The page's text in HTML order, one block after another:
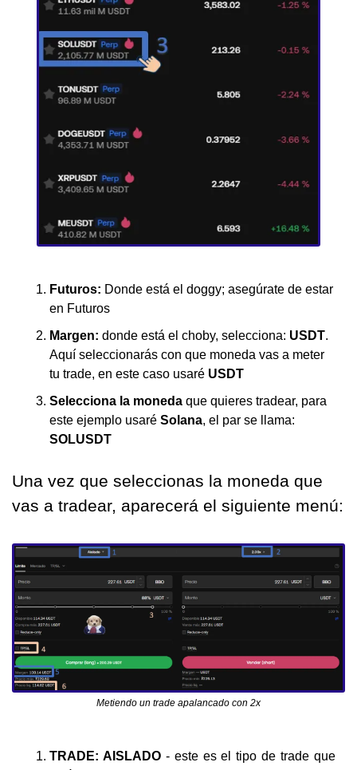
Futuros: Donde está el doggy; asegúrate de estar
en Futuros
Margen: donde está el choby, selecciona: USDT.
Aquí seleccionarás con que moneda vas a meter
tu trade, en este caso usaré USDT
Selecciona la moneda que quieres tradear, para
este ejemplo usaré Solana
SOLUSDT
Una vez que seleccionas la moneda que
vas a tradear, aparecerá el siguiente menú:
Metiendo un trade apalancado con 2x
TRADE: AISLADO - este es el tipo de trade que